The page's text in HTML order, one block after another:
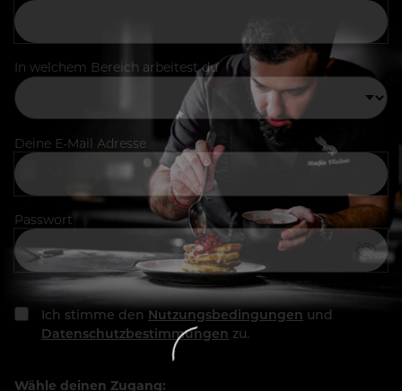
In welchem Bereich arbeitest du
Deine E-Mail Adresse
Passwort
Ich stimme den Nutzungsbedingungen und
Datenschutzbestimmungen zu.
Wähle deinen Zugang: